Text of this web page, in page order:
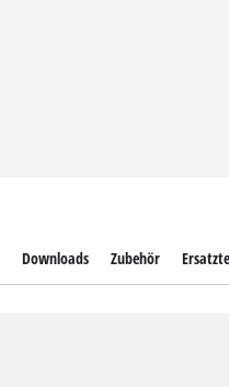
Downloads Zubehör